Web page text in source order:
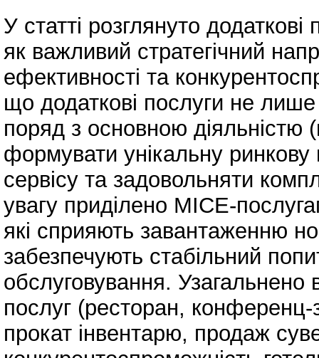
У статті розглянуто додаткові
як важливий стратегічний
ефективності та
що додаткові послуги не
поряд з основною
формувати унікальну ринкову
сервісу та задовольняти
увагу приділено MICE-
які сприяють завантаженню
забезпечують стабільний
обслуговування. Узагальнено
послуг (ресторан, конференц-
прокат інвентарю, продаж